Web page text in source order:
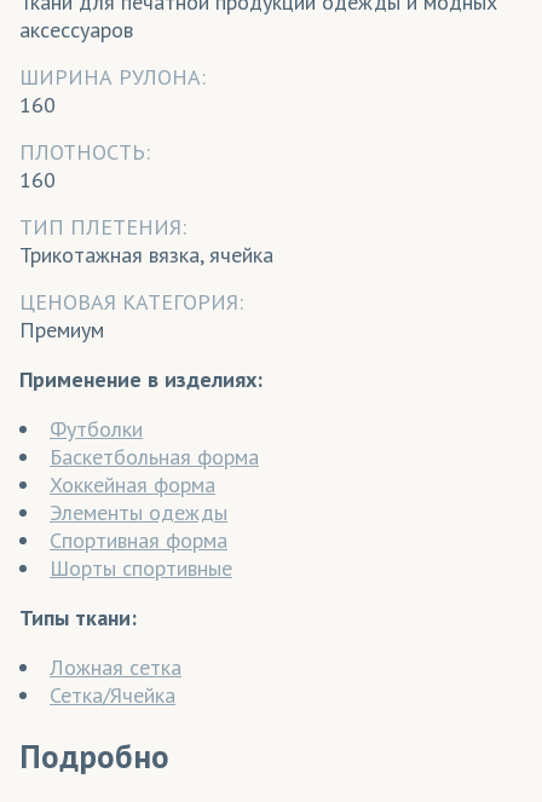
аксессуаров
ШИРИНА РУЛОНА:
160
ПЛОТНОСТЬ:
160
ТИП ПЛЕТЕНИЯ:
Трикотажная вязка, ячейка
ЦЕНОВАЯ КАТЕГОРИЯ:
Премиум
Применение в изделиях:
Футболки
Баскетбольная форма
Хоккейная форма
Элементы одежды
Спортивная форма
Шорты спортивные
Типы ткани:
Ложная сетка
Сетка/Ячейка
Подробно